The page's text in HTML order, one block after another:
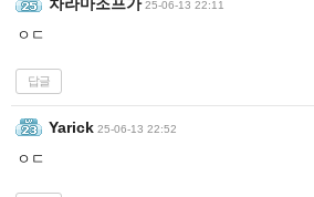
25-06-13 22:11
ㅇㄷ
답글
Yarick 25-06-13 22:52
ㅇㄷ